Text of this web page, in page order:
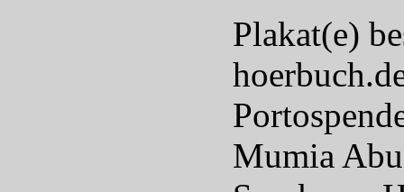
Plakat(e)
Mumia